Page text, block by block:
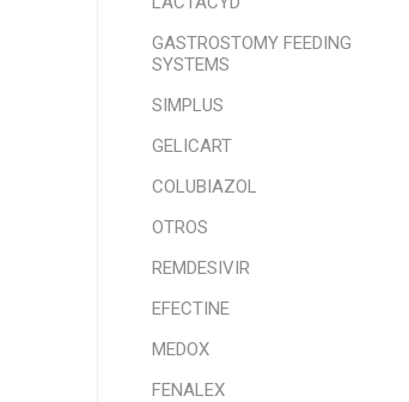
GASTROSTOMY FEEDING
SYSTEMS
SIMPLUS
GELICART
COLUBIAZOL
OTROS
REMDESIVIR
EFECTINE
MEDOX
FENALEX